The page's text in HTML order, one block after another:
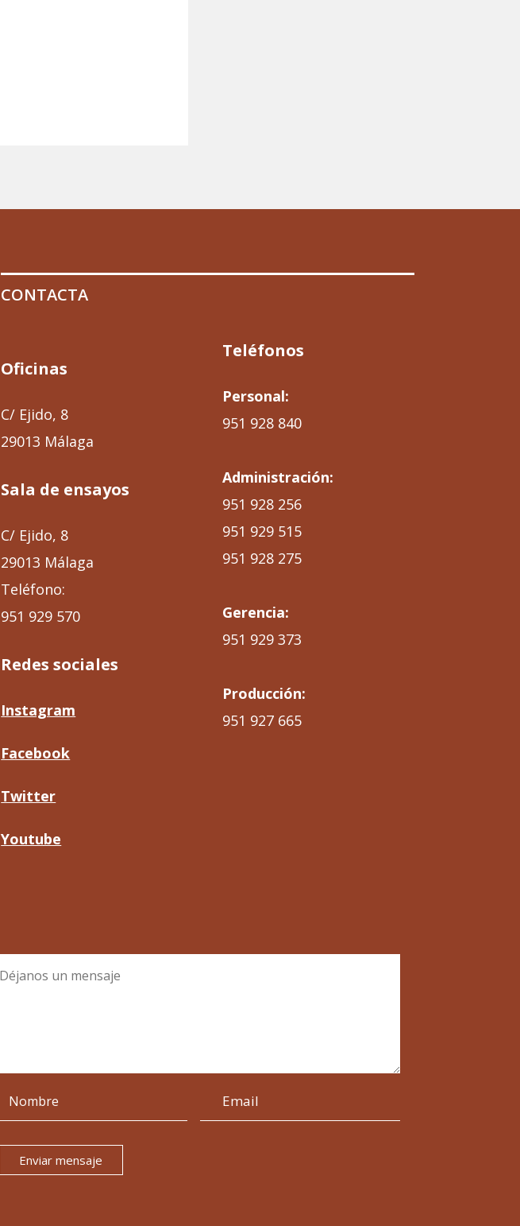
CONTACTA
Oficinas
C/ Ejido, 8
29013 Málaga
Sala de ensayos
C/ Ejido, 8
29013 Málaga
Teléfono:
951 929 570
Redes sociales
Instagram
Facebook
Twitter
Youtube
Teléfonos
Personal:
951 928 840
Administración:
951 928 256
951 929 515
951 928 275
Gerencia:
951 929 373
Producción:
951 927 665
Enviar mensaje